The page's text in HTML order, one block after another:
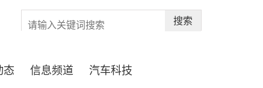
搜索
态 信息频道 汽车科技